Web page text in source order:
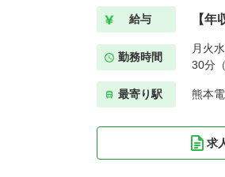
給与 【年
勤務時間
月火
30分
最寄り駅 熊本
求